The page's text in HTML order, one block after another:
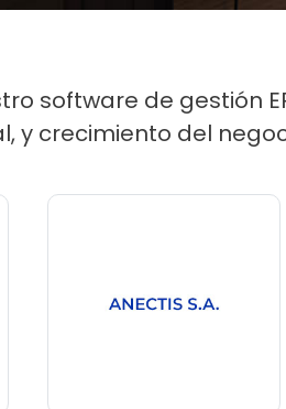
software de gestión
y crecimiento del